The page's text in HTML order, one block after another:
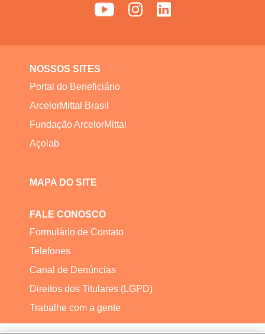
NOSSOS SITES
Portal do Beneficiário
ArcelorMittal Brasil
Fundação ArcelorMittal
Açolab
MAPA DO SITE
FALE CONOSCO
Formulário de Contato
Telefones
Canal de Denúncias
Direitos dos Titulares (LGPD)
Trabalhe com a gente